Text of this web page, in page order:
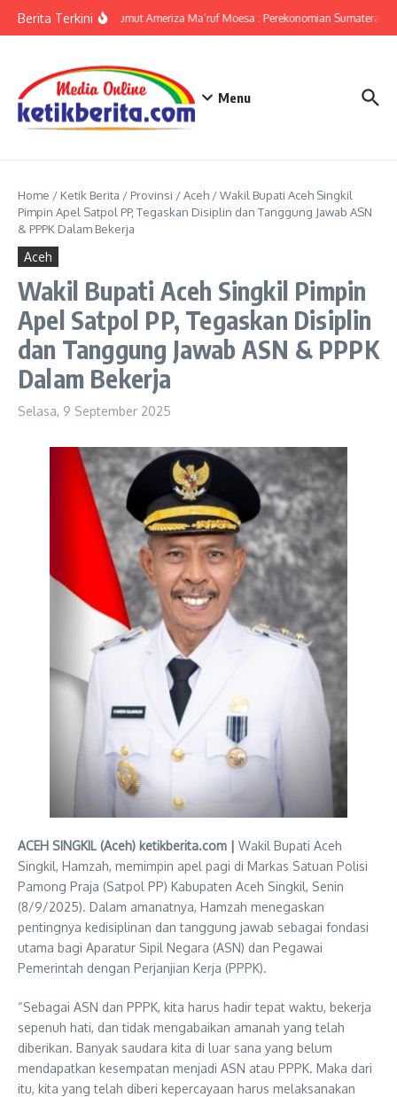
Berita TerkiniKPwBI Sumut Ameriza Ma’ruf Moesa : Perekonomian Sumatera
Menu
Home / Ketik Berita / Provinsi /Aceh /Wakil Bupati Aceh Singkil
Pimpin Apel Satpol PP, Tegaskan Disiplin dan Tanggung Jawab ASN
& PPPK Dalam Bekerja
Aceh
Wakil Bupati Aceh Singkil Pimpin
Apel Satpol PP, Tegaskan Disiplin
dan Tanggung Jawab ASN & PPPK
Dalam Bekerja
Selasa, 9 September 2025
ACEH SINGKIL (Aceh) ketikberita.com | Wakil Bupati Aceh
Singkil, Hamzah, memimpin apel pagi di Markas Satuan Polisi
Pamong Praja (Satpol PP) Kabupaten Aceh Singkil, Senin
(8/9/2025). Dalam amanatnya, Hamzah menegaskan
pentingnya kedisiplinan dan tanggung jawab sebagai fondasi
utama bagi Aparatur Sipil Negara (ASN) dan Pegawai
Pemerintah dengan Perjanjian Kerja (PPPK).
“Sebagai ASN dan PPPK, kita harus hadir tepat waktu, bekerja
sepenuh hati, dan tidak mengabaikan amanah yang telah
diberikan. Banyak saudara kita di luar sana yang belum
mendapatkan kesempatan menjadi ASN atau PPPK. Maka dari
itu, kita yang telah diberi kepercayaan harus melaksanakan